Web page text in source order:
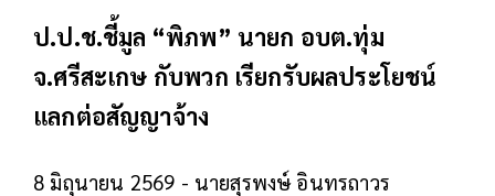
ป.ป.ช.ชี้มูล “พิภพ” นายก อบต.ทุ่ม
จ.ศรีสะเกษ กับพวก เรียกรับผลประโยชน์
แลกต่อสัญญาจ้าง
8 มิถุนายน 2569 - นายสุรพงษ์ อินทรถาวร